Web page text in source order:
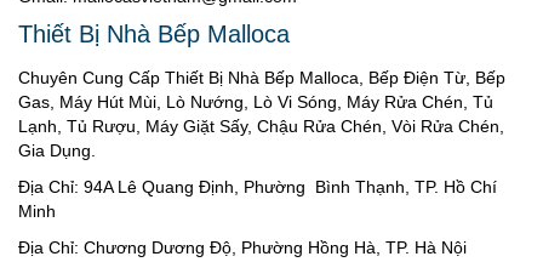
Thiết Bị Nhà Bếp Malloca
Chuyên Cung Cấp Thiết Bị Nhà Bếp Malloca, Bếp Điện Từ, Bếp
Gas, Máy Hút Mùi, Lò Nướng, Lò Vi Sóng, Máy Rửa Chén, Tủ
Lạnh, Tủ Rượu, Máy Giặt Sấy, Chậu Rửa Chén, Vòi Rửa Chén,
Gia Dụng.
Địa Chỉ: 94A Lê Quang Định, Phường Bình Thạnh, TP. Hồ Chí
Minh
Địa Chỉ: Chương Dương Độ, Phường Hồng Hà, TP. Hà Nội